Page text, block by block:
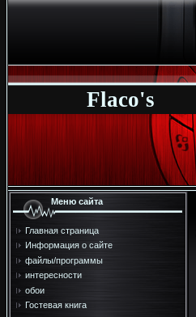
Flaco's
Меню сайта
Главная страница
Информация о сайте
файлы/программы
интересности
обои
Гостевая книга